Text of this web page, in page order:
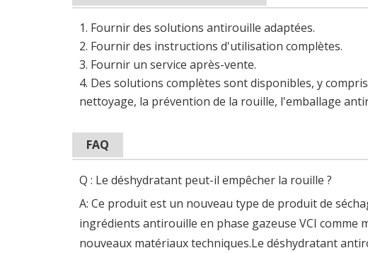
1. Fournir des solutions antirouille adaptées.
2. Fournir des instructions d'utilisation complètes.
3. Fournir un service après-vente.
4. Des solutions complètes sont disponibles, y
nettoyage, la prévention de la rouille, l'emballage
FAQ
Q : Le déshydratant peut-il empêcher la rouille ?
A: Ce produit est un nouveau type de produit de
ingrédients antirouille en phase gazeuse VCI
nouveaux matériaux techniques.Le déshydratant